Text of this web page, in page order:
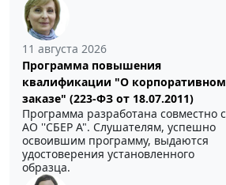
11 августа 2026
Программа повышения
квалификации "О корпоративном
заказе" (223-ФЗ от 18.07.2011)
Программа разработана совместно с
АО ''СБЕР А". Слушателям, успешно
освоившим программу, выдаются
удостоверения установленного
образца.